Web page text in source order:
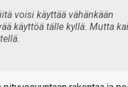
voisi käyttää vähänkään
käyttöä tälle kyllä. Mutta